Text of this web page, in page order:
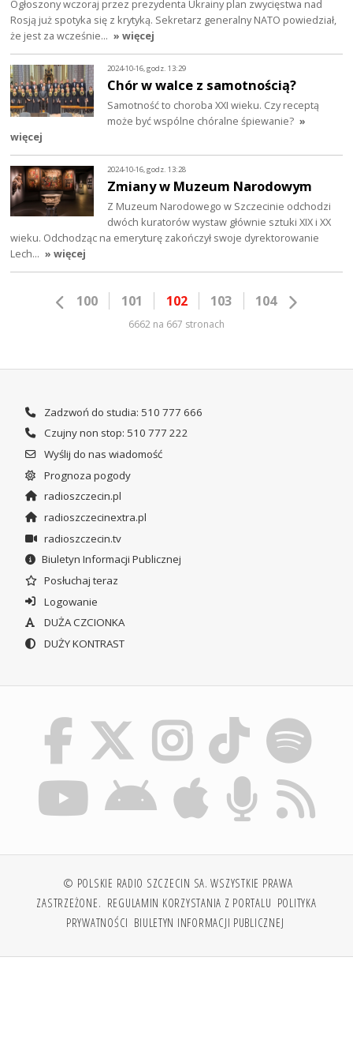
Ogłoszony wczoraj przez prezydenta Ukrainy plan zwycięstwa nad
Rosją już spotyka się z krytyką. Sekretarz generalny NATO powiedział,
że jest za wcześnie… » więcej
2024-10-16, godz. 13:29
Chór w walce z samotnością?
Samotność to choroba XXI wieku. Czy receptą
może być wspólne chóralne śpiewanie? »
więcej
2024-10-16, godz. 13:28
Zmiany w Muzeum Narodowym
Z Muzeum Narodowego w Szczecinie odchodzi
dwóch kuratorów wystaw głównie sztuki XIX i XX
wieku. Odchodząc na emeryturę zakończył swoje dyrektorowanie
Lech… » więcej
100 101 102 103 104
6662 na 667 stronach
Zadzwoń do studia: 510 777 666
Czujny non stop: 510 777 222
Wyślij do nas wiadomość
Prognoza pogody
radioszczecin.pl
radioszczecinextra.pl
radioszczecin.tv
Biuletyn Informacji Publicznej
Posłuchaj teraz
Logowanie
DUŻA CZCIONKA
DUŻY KONTRAST
© POLSKIE RADIO SZCZECIN SA. WSZYSTKIE PRAWA
ZASTRZEŻONE. REGULAMIN KORZYSTANIA Z PORTALU POLITYKA
PRYWATNOŚCI BIULETYN INFORMACJI PUBLICZNEJ